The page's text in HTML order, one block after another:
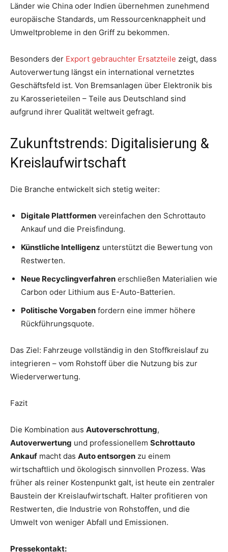
Länder wie China oder Indien übernehmen zunehmend
europäische Standards, um Ressourcenknappheit und
Umweltprobleme in den Griff zu bekommen.
Besonders der Export gebrauchter Ersatzteile zeigt, dass
Autoverwertung längst ein international vernetztes
Geschäftsfeld ist. Von Bremsanlagen über Elektronik bis
zu Karosserieteilen – Teile aus Deutschland sind
aufgrund ihrer Qualität weltweit gefragt.
Zukunftstrends: Digitalisierung &
Kreislaufwirtschaft
Die Branche entwickelt sich stetig weiter:
Digitale Plattformen vereinfachen den Schrottauto
Ankauf und die Preisfindung.
Künstliche Intelligenz unterstützt die Bewertung von
Restwerten.
Neue Recyclingverfahren erschließen Materialien wie
Carbon oder Lithium aus E-Auto-Batterien.
Politische Vorgaben fordern eine immer höhere
Rückführungsquote.
Das Ziel: Fahrzeuge vollständig in den Stoffkreislauf zu
integrieren – vom Rohstoff über die Nutzung bis zur
Wiederverwertung.
Fazit
Die Kombination aus Autoverschrottung,
Autoverwertung und professionellem Schrottauto
Ankauf macht das Auto entsorgen zu einem
wirtschaftlich und ökologisch sinnvollen Prozess. Was
früher als reiner Kostenpunkt galt, ist heute ein zentraler
Baustein der Kreislaufwirtschaft. Halter profitieren von
Restwerten, die Industrie von Rohstoffen, und die
Umwelt von weniger Abfall und Emissionen.
Pressekontakt: